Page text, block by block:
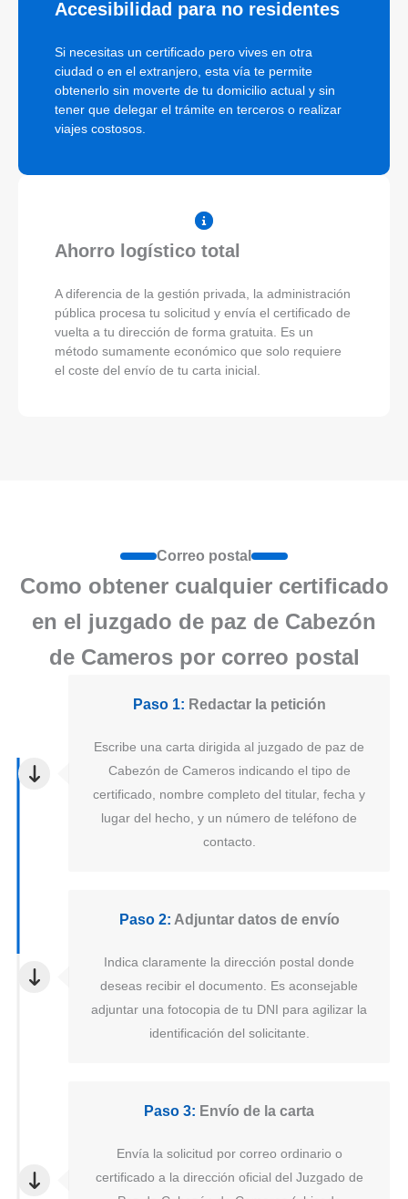
Accesibilidad para no residentes
Si necesitas un certificado pero vives en otra
ciudad o en el extranjero, esta vía te permite
obtenerlo sin moverte de tu domicilio actual y sin
tener que delegar el trámite en terceros o realizar
viajes costosos.
Ahorro logístico total
A diferencia de la gestión privada, la administración
pública procesa tu solicitud y envía el certificado de
vuelta a tu dirección de forma gratuita. Es un
método sumamente económico que solo requiere
el coste del envío de tu carta inicial.
Correo postal
Como obtener cualquier certificado
en el juzgado de paz de Cabezón
de Cameros por correo postal
Paso 1: Redactar la petición
Escribe una carta dirigida al juzgado de paz de
Cabezón de Cameros indicando el tipo de
certificado, nombre completo del titular, fecha y
lugar del hecho, y un número de teléfono de
contacto.
Paso 2: Adjuntar datos de envío
Indica claramente la dirección postal donde
deseas recibir el documento. Es aconsejable
adjuntar una fotocopia de tu DNI para agilizar la
identificación del solicitante.
Paso 3: Envío de la carta
Envía la solicitud por correo ordinario o
certificado a la dirección oficial del Juzgado de